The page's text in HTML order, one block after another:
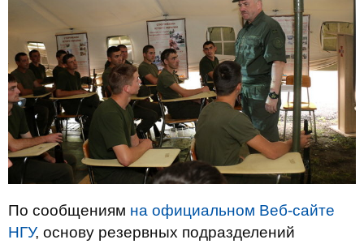
По сообщениям на официальном Веб-сайте
НГУ, основу резервных подразделений